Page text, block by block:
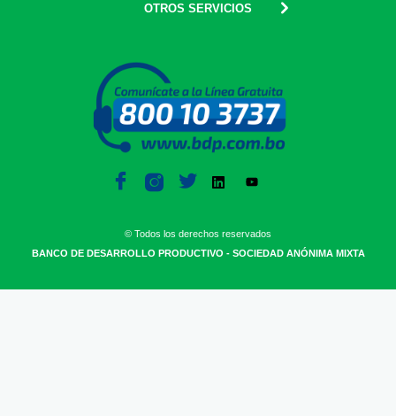
OTROS SERVICIOS
© Todos los derechos reservados
BANCO DE DESARROLLO PRODUCTIVO - SOCIEDAD ANÓNIMA MIXTA